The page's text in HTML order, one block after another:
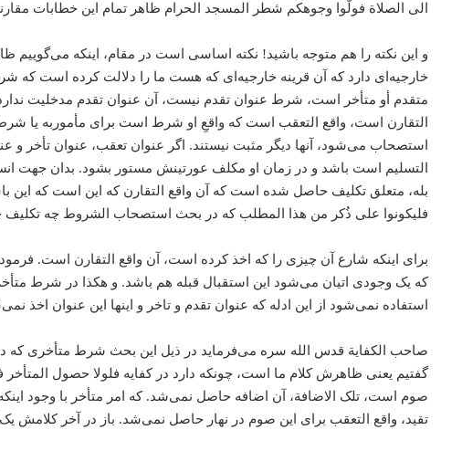
الی الصلاة فولّوا وجوهکم شطر المسجد الحرام ظاهر تمام این خطابات
و این نکته را هم متوجه باشید! نکته اساسی است در مقام، ‌اینکه
خارجیه‌ای دارد که آن قرینه خارجیه‌ای که هست ما را دلالت کرده است که
متقدم أو متأخر است، شرط عنوان تقدم نیست، ‌آن عنوان تقدم مدخلیت
التقارن است، واقع التعقب است که واقعِ او شرط است برای مأموربه یا
استصحاب می‌‌شود، آنها دیگر مثبت نیستند. اگر عنوان تعقب، ‌عنوان تأخر و
التسلیم است باشد و در زمان او مکلف عورتینش مستور بشود. بدان جهت
بله، متعلق تکلیف حاصل شده است که آن واقع التقارن که این است که این
فلیکونوا علی ذُکر من هذا المطلب که در بحث استصحاب الشروط چه تکلیف
برای اینکه شارع آن چیزی را که اخذ کرده است، آن واقع التقارن است.
که یک وجودی اتیان می‌‌شود این استقبال قبله هم باشد. و هکذا در شرط
استفاده نمی‌شود از این ادله که عنوان تقدم و تاخر و اینها این عنوان اخذ
صاحب الکفایة قدس الله سره می‌‌فرماید در ذیل این بحث شرط متأخری که در
گفتیم یعنی ظاهرش کلام ما است، چونکه دارد در کفایه فلولا حصول
صوم است، ‌تلک الاضافة، آن اضافه حاصل نمی‌شد. که امر متأخر با وجود
تقید، واقع التعقب برای این صوم در نهار حاصل نمی‌شد. باز در آخر